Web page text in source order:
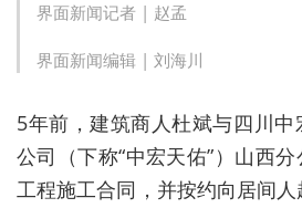
界面新闻记者 | 赵孟
界面新闻编辑 | 刘海川
5年前，建筑商人杜斌与四川
公司（下称“中宏天佑”）山西
工程施工合同，并按约向居间